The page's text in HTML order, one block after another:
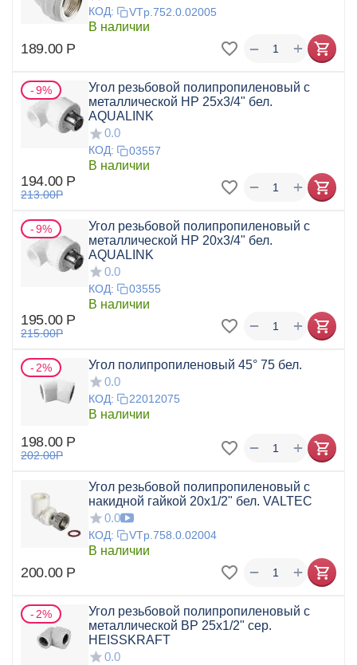
КОД: VTp.752.0.02005
В наличии
189.00 Р +
−
9%
Угол резьбовой полипропиленовый с
металлической НР 25x3/4" бел.
AQUALINK
0.0
КОД: 03557
В наличии
194.00 Р
213.00Р +
−
9%
Угол резьбовой полипропиленовый с
металлической НР 20x3/4" бел.
AQUALINK
0.0
КОД: 03555
В наличии
195.00 Р
215.00Р +
−
2%
Угол полипропиленовый 45° 75 бел.
0.0
КОД: 22012075
В наличии
198.00 Р
202.00Р +
−
Угол резьбовой полипропиленовый с
накидной гайкой 20x1/2" бел. VALTEC
0.0
КОД: VTp.758.0.02004
В наличии
200.00 Р +
−
2%
Угол резьбовой полипропиленовый с
металлической ВР 25x1/2" сер.
HEISSKRAFT
0.0